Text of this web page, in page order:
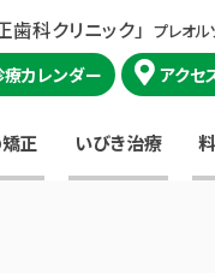
科クリニック」 プレオル
療カレンダー アクセ
正 いびき治療